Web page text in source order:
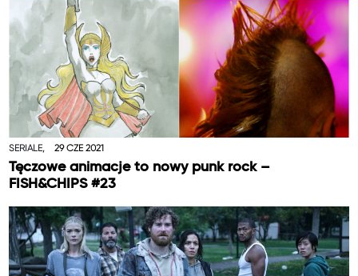
SERIALE, 29 CZE 2021
Tęczowe animacje to nowy punk rock –
FISH&CHIPS #23